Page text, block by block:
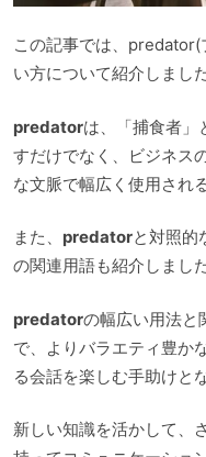
この記事では、predator(
い方について紹介しました
predatorは、「捕食者」
すだけでなく、ビジネス
な文脈で幅広く使用され
また、 predatorと対照的
の関連用語も紹介しました
predatorの幅広い用法と
で、よりバラエティ豊か
る会話を楽しむ手助けと
新しい知識を活かして、